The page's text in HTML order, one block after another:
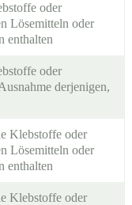
oder
Lösemitteln oder
enthalten
oder
derjenigen,
Klebstoffe oder
Lösemitteln oder
enthalten
Klebstoffe oder